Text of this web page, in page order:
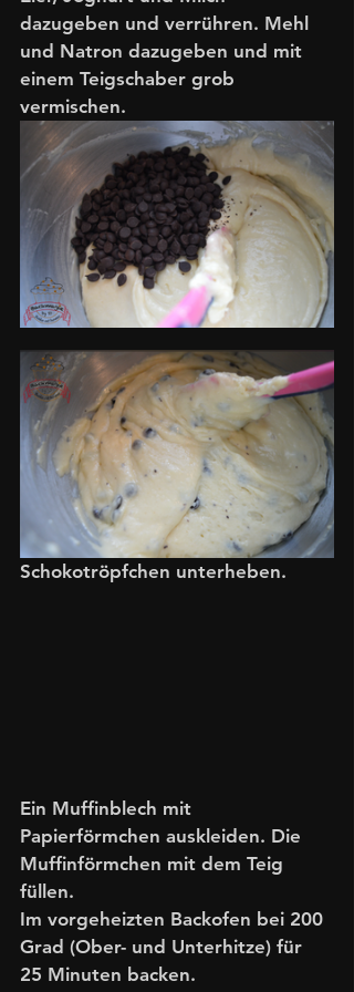
dazugeben und verrühren. Mehl
und Natron dazugeben und mit
einem Teigschaber grob
vermischen.
Schokotröpfchen unterheben.
Ein Muffinblech mit
Papierförmchen auskleiden. Die
Muffinförmchen mit dem Teig
füllen.
Im vorgeheizten Backofen bei 200
Grad (Ober- und Unterhitze) für
25 Minuten backen.